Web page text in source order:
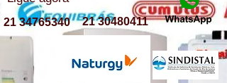
21 30480411
21 34765340